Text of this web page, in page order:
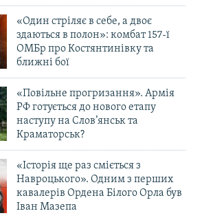
«Один стріляє в себе, а двоє
здаються в полон»: комбат 157-ї
ОМБр про Костянтинівку та
ближні бої
«Повільне прогризання». Армія
РФ готується до нового етапу
наступу на Слов’янськ та
Краматорськ?
«Історія ще раз сміється з
Навроцького». Одним з перших
кавалерів Ордена Білого Орла був
Іван Мазепа